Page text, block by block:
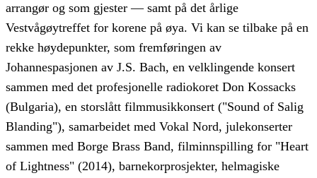
arrangør og som gjester — samt på det årlige
Vestvågøytreffet for korene på øya. Vi kan se tilbake på en
rekke høydepunkter, som fremføringen av
Johannespasjonen av J.S. Bach, en velklingende konsert
sammen med det profesjonelle radiokoret Don Kossacks
(Bulgaria), en storslått filmmusikkonsert ("Sound of Salig
Blanding"), samarbeidet med Vokal Nord, julekonserter
sammen med Borge Brass Band, filminnspilling for "Heart
of Lightness" (2014), barnekorprosjekter, helmagiske